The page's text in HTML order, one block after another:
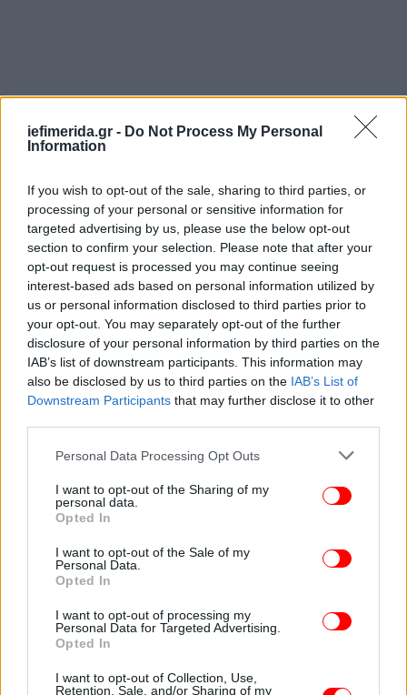
iefimerida.gr - Do Not Process My Personal
Information
If you wish to opt-out of the sale, sharing to third parties, or
processing of your personal or sensitive information for
targeted advertising by us, please use the below opt-out
section to confirm your selection. Please note that after your
opt-out request is processed you may continue seeing
interest-based ads based on personal information utilized by
us or personal information disclosed to third parties prior to
your opt-out. You may separately opt-out of the further
disclosure of your personal information by third parties on the
IAB’s list of downstream participants. This information may
also be disclosed by us to third parties on the IAB’s List of
Downstream Participants that may further disclose it to other
Please note that this website/app uses one or more Google
not limited to your visit or usage behaviour. You may click to
grant or deny consent to Google and its third-party tags to
use your data for below specified purposes in below Google
consent section.
Personal Data Processing Opt Outs
I want to opt-out of the Sharing of my
personal data.
Opted In
I want to opt-out of the Sale of my
Personal Data.
Opted In
I want to opt-out of processing my
Personal Data for Targeted Advertising.
Opted In
I want to opt-out of Collection, Use,
Retention, Sale, and/or Sharing of my
Μίλαν-Γιουβέντους: Όλα στο μηδέν
Τα δεδομένα δεν άλλαξαν ούτε στο δεύτερο
ημίχρονο. Οι παίκτες και των δύο ομάδων έκαναν
το ένα λάθος πίσω από το άλλο. Ειδικά στη μεσαία
γραμμή. Αλλά αυτό έδινε στους παίκτες τους να
βρουν χώρους και να χτυπήσουν σε κάποια
αντεπίθεση.
Σε μία από αυτές ο Σαλεμάκερς σούταρε από καλό
σημείο. Παρόλα αυτά η μπάλα δεν του έκανε το
χατίρι και χτύπησε στο δοκάρι στην εστία της
Γιουβέντους που σε εκείνο το σημείο και μέχρι τότε
είχε την υπεροχή στον αγώνα.
Οι δύο προπονητές έκαναν αλλαγές προσπαθώντας
να δώσουν κάτι παραπάνω στις ομάδες τους από
τον πάγκο. Ωστόσο, ούτε αυτό βοήθησε κάπου με το